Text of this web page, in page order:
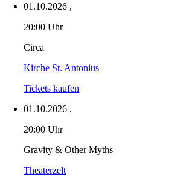
01.10.2026 ,
20:00 Uhr
Circa
Kirche St. Antonius
Tickets kaufen
01.10.2026 ,
20:00 Uhr
Gravity & Other Myths
Theaterzelt